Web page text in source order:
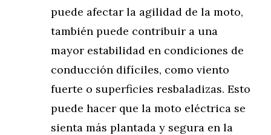
puede afectar la agilidad de la moto,
también puede contribuir a una
mayor estabilidad en condiciones de
conducción difíciles, como viento
fuerte o superficies resbaladizas. Esto
puede hacer que la moto eléctrica se
sienta más plantada y segura en la